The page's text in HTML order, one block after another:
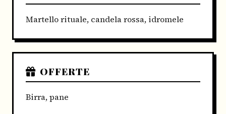
Martello rituale, candela rossa, idromele
OFFERTE
Birra, pane